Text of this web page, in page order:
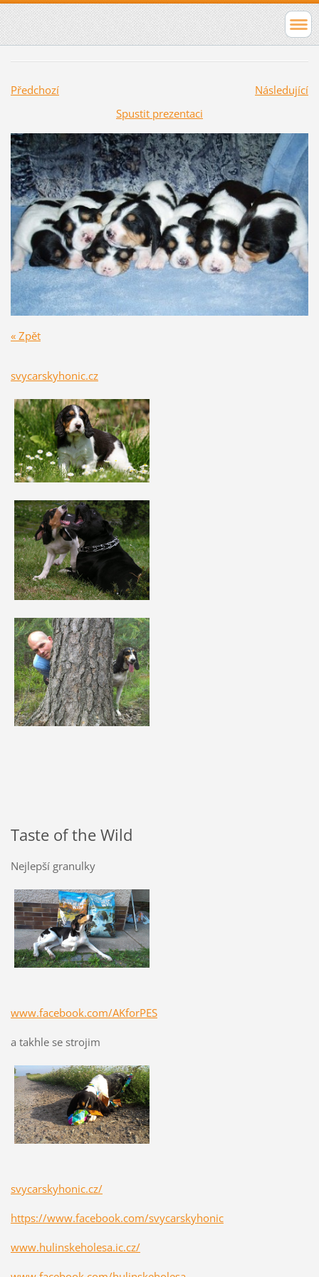
Předchozí
Následující
Spustit prezentaci
« Zpět
svycarskyhonic.cz
Taste of the Wild
Nejlepší granulky
www.facebook.com/AKforPES
a takhle se strojim
svycarskyhonic.cz/
https://www.facebook.com/svycarskyhonic
www.hulinskeholesa.ic.cz/